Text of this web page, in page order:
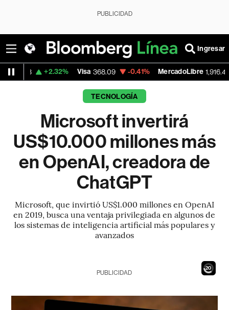
PUBLICIDAD
Ingresar
Visa 368.09 -0.41% MercadoLibre 1,916.47 +1.40%
TECNOLOGÍA
Microsoft invertirá
US$10.000 millones más
en OpenAI, creadora de
ChatGPT
Microsoft, que invirtió US$1.000 millones en OpenAI
en 2019, busca una ventaja privilegiada en algunos de
los sistemas de inteligencia artificial más populares y
avanzados
18
PUBLICIDAD